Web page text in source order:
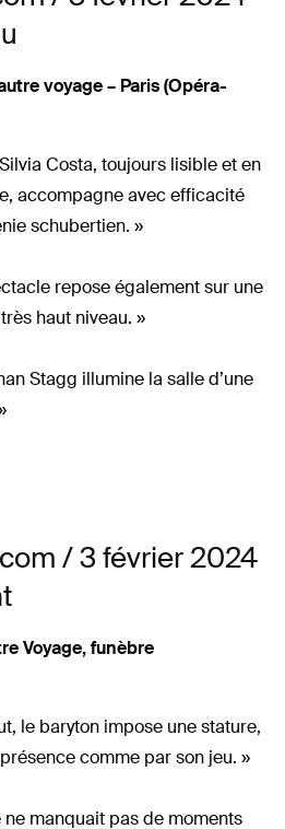
voyage – Paris (Opéra-
Costa, toujours lisible et en
accompagne avec efficacité
schubertien. »
repose également sur une
haut niveau. »
Stagg illumine la salle d’une
/ 3 février 2024
Voyage, funèbre
le baryton impose une stature,
comme par son jeu. »
ne manquait pas de moments